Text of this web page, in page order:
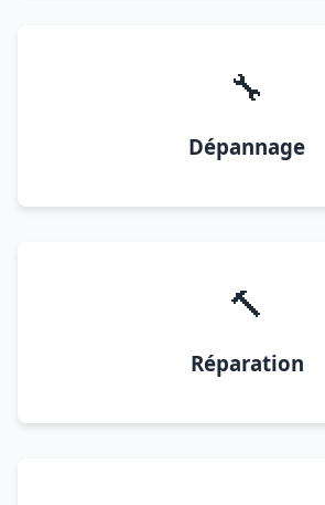
🔧
Dépannage
🔨
Réparation